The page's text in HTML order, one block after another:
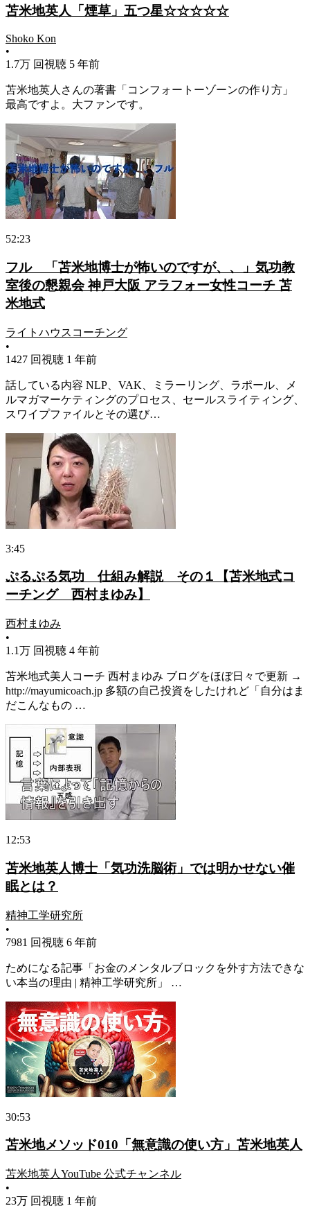
苫米地英人「煙草」五つ星☆☆☆☆☆
Shoko Kon
•
1.7万 回視聴 5 年前
苫米地英人 さんの著書「コンフォートーゾーンの作り方」
最高ですよ。大ファンです。
52:23
フル 「苫米地博士が怖いのですが、、」気功教
室後の懇親会 神戸大阪 アラフォー女性コーチ 苫
米地式
ライトハウスコーチング
•
1427 回視聴 1 年前
話している内容 NLP、VAK、ミラーリング、ラポール、メ
ルマガマーケティングのプロセス、セールスライティング、
スワイプファイルとその選び…
3:45
ぷるぷる気功 仕組み解説 その１【苫米地式コ
ーチング 西村まゆみ】
西村まゆみ
•
1.1万 回視聴 4 年前
苫米地式美人コーチ 西村まゆみ ブログをほぼ日々で更新 →
http://mayumicoach.jp 多額の自己投資をしたけれど「自分はま
だこんなもの …
12:53
苫米地英人博士「気功洗脳術」では明かせない催
眠とは？
精神工学研究所
•
7981 回視聴 6 年前
ためになる記事「お金のメンタルブロックを外す方法できな
い本当の理由 | 精神工学研究所」 …
30:53
苫米地メソッド010「無意識の使い方」苫米地英人
苫米地英人YouTube 公式チャンネル
•
23万 回視聴 1 年前